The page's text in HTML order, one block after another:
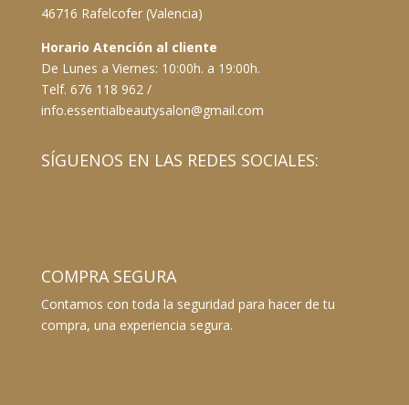
46716 Rafelcofer (Valencia)
Horario Atención al cliente
De Lunes a Viernes: 10:00h. a 19:00h.
Telf. 676 118 962 /
info.essentialbeautysalon@gmail.com
SÍGUENOS EN LAS REDES SOCIALES:
COMPRA SEGURA
Contamos con toda la seguridad para hacer de tu
compra, una experiencia segura.